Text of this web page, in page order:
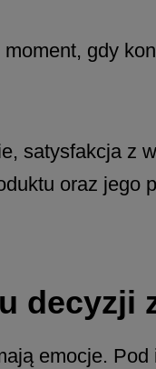
gdy
satysfakcja z
oraz
decyzji
emocje.